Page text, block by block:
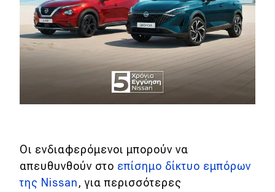
Classic
Νέα
Παρουσιάσεις
MOTO
Οι ενδιαφερόμενοι μπορούν να
απευθυνθούν στο επίσημο δίκτυο εμπόρων
της Nissan, για περισσότερες